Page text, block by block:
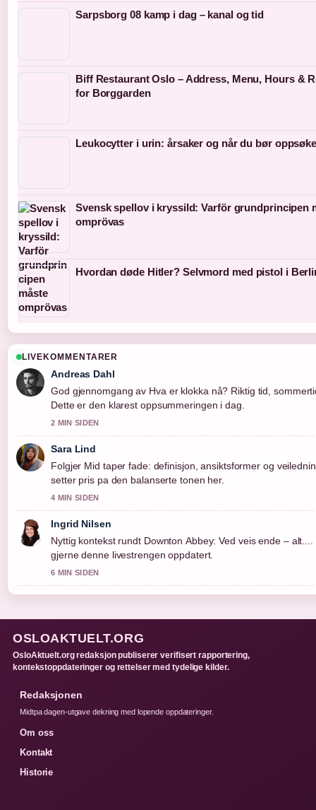
Sarpsborg 08 kamp i dag – kanal og tid
Biff Restaurant Oslo – Address, Menu, Hours &
for Borggarden
Leukocytter i urin: årsaker og når du bør
Svensk spellov i kryssild: Varför grundprincipen
omprövas
Hvordan døde Hitler? Selvmord med pistol i
LIVEKOMMENTARER
Andreas Dahl
God gjennomgang av Hva er klokka nå? Riktig tid,
Dette er den klarest oppsummeringen i dag.
2 MIN SIDEN
Sara Lind
Folgjer Mid taper fade: definisjon, ansiktsformer og
setter pris pa den balanserte tonen her.
4 MIN SIDEN
Ingrid Nilsen
Nyttig kontekst rundt Downton Abbey: Ved veis ende – alt....
gjerne denne livestrengen oppdatert.
6 MIN SIDEN
OSLOAKTUELT.ORG
OsloAktuelt.org redaksjon publiserer verifisert rapportering,
kontekstoppdateringer og rettelser med tydelige kilder.
Redaksjonen
Midtpa dagen-utgave dekning med lopende oppdateringer.
Om oss
Kontakt
Historie